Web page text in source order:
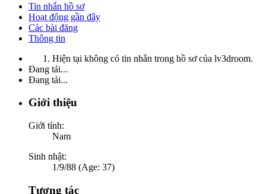
Tin nhắn hồ sơ
Hoạt động gần đây
Các bài đăng
Thông tin
Hiện tại không có tin nhắn trong hồ sơ của lv3droom.
Đang tải...
Đang tải...
Giới thiệu
Giới tính:
Nam
Sinh nhật:
1/9/88 (Age: 37)
Tương tác